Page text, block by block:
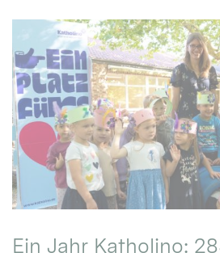
Ein Jahr Katholino: